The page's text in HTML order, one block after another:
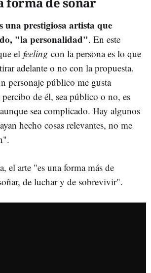
una prestigiosa artista que
"la personalidad". En este
el feeling con la persona es lo que
adelante o no con la propuesta.
personaje público me gusta
de él, sea público o no, es
sea complicado. Hay algunos
hecho cosas relevantes, no me
el arte "es una forma más de
de luchar y de sobrevivir".